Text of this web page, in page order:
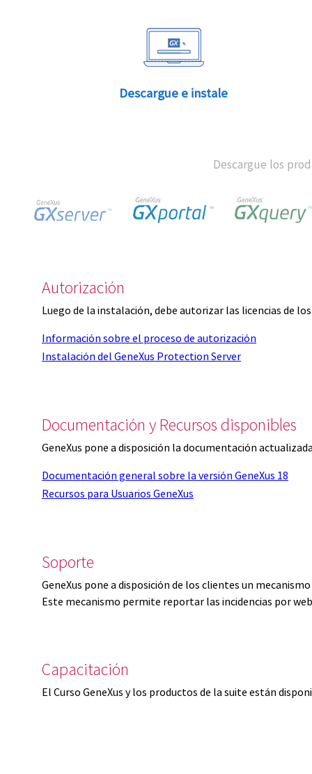
Descargue e instale
Descargue los
Autorización
Luego de la instalación, debe autorizar las licencias de
Información sobre el proceso de autorización
Instalación del GeneXus Protection Server
Documentación y Recursos disponibles
GeneXus pone a disposición la documentación
Documentación general sobre la versión GeneXus 18
Recursos para Usuarios GeneXus
Soporte
GeneXus pone a disposición de los clientes un
Este mecanismo permite reportar las incidencias por
Capacitación
El Curso GeneXus y los productos de la suite están